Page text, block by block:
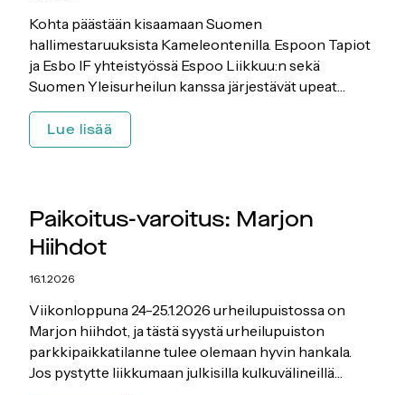
Kohta päästään kisaamaan Suomen
hallimestaruuksista Kameleontenilla. Espoon Tapiot
ja Esbo IF yhteistyössä Espoo Liikkuu:n sekä
Suomen Yleisurheilun kanssa järjestävät upeat…
Lue lisää
SM-
Paikoitus-varoitus: Marjon
Hiihdot
16.1.2026
Viikonloppuna 24-25.1.2026 urheilupuistossa on
Marjon hiihdot, ja tästä syystä urheilupuiston
parkkipaikkatilanne tulee olemaan hyvin hankala.
Jos pystytte liikkumaan julkisilla kulkuvälineillä…